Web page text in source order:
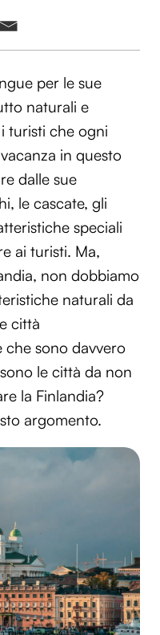
per le sue
naturali e
turisti che ogni
in questo
dalle sue
le cascate, gli
speciali
ai turisti. Ma,
non dobbiamo
naturali da
città
che sono davvero
le città da non
la Finlandia?
argomento.